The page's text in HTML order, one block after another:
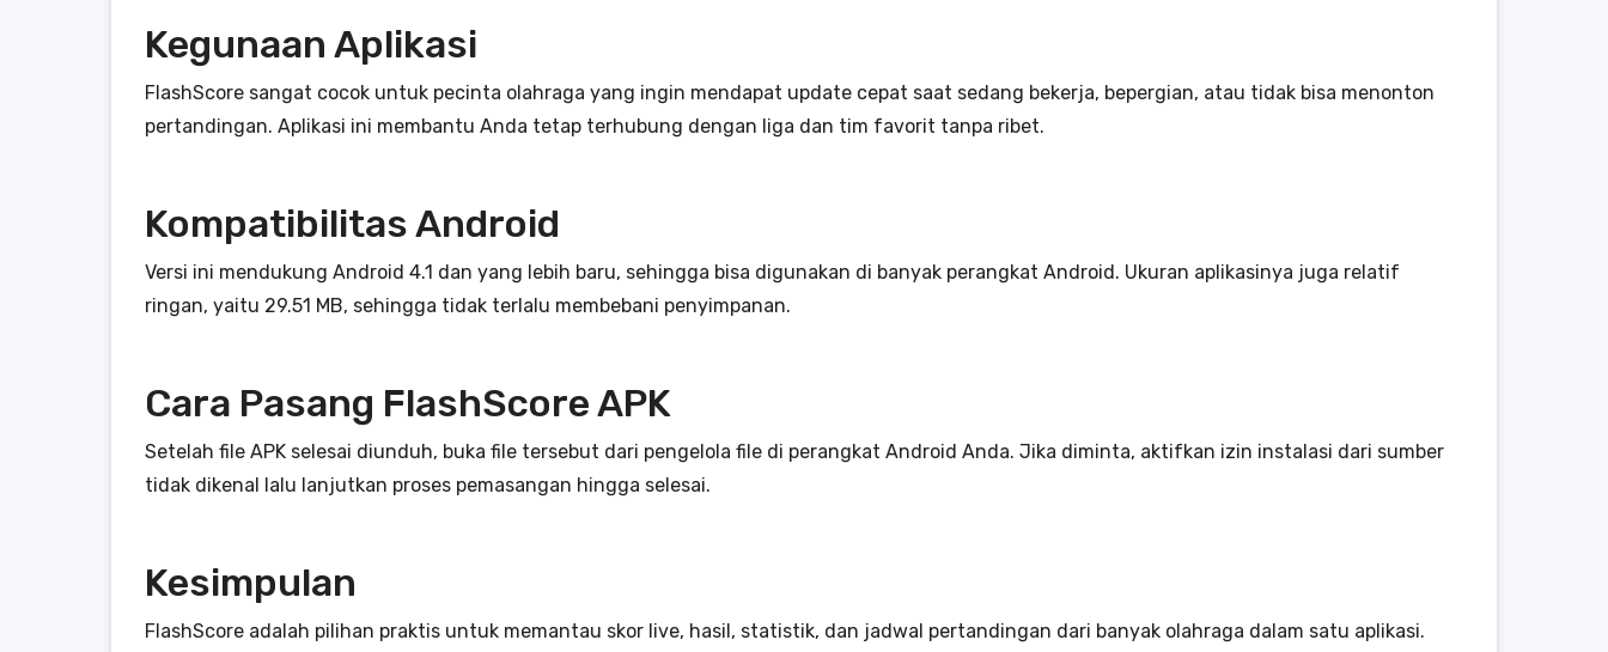
Kegunaan Aplikasi
FlashScore sangat cocok untuk pecinta olahraga yang ingin mendapat update cepat saat sedang bekerja, bepergian, atau tidak bisa menonton
pertandingan. Aplikasi ini membantu Anda tetap terhubung dengan liga dan tim favorit tanpa ribet.
Kompatibilitas Android
Versi ini mendukung Android 4.1 dan yang lebih baru, sehingga bisa digunakan di banyak perangkat Android. Ukuran aplikasinya juga relatif
ringan, yaitu 29.51 MB, sehingga tidak terlalu membebani penyimpanan.
Cara Pasang FlashScore APK
Setelah file APK selesai diunduh, buka file tersebut dari pengelola file di perangkat Android Anda. Jika diminta, aktifkan izin instalasi dari sumber
tidak dikenal lalu lanjutkan proses pemasangan hingga selesai.
Kesimpulan
FlashScore adalah pilihan praktis untuk memantau skor live, hasil, statistik, dan jadwal pertandingan dari banyak olahraga dalam satu aplikasi.